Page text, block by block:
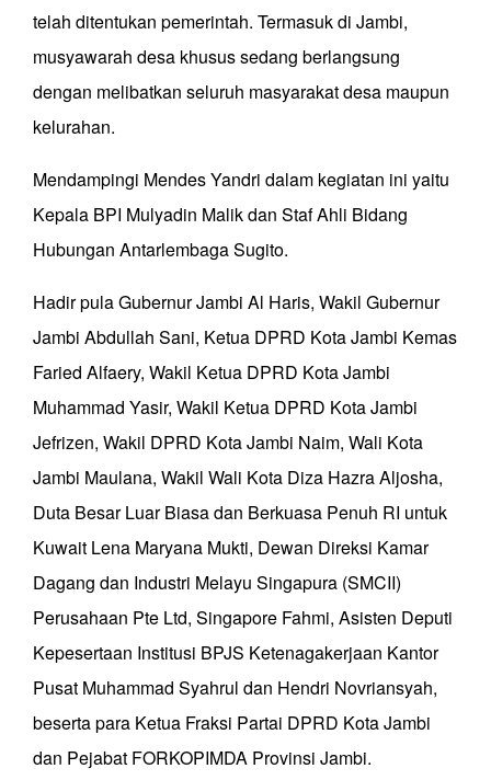
telah ditentukan pemerintah. Termasuk di Jambi,
musyawarah desa khusus sedang berlangsung
dengan melibatkan seluruh masyarakat desa maupun
kelurahan.
Mendampingi Mendes Yandri dalam kegiatan ini yaitu
Kepala BPI Mulyadin Malik dan Staf Ahli Bidang
Hubungan Antarlembaga Sugito.
Hadir pula Gubernur Jambi Al Haris, Wakil Gubernur
Jambi Abdullah Sani, Ketua DPRD Kota Jambi Kemas
Faried Alfaery, Wakil Ketua DPRD Kota Jambi
Muhammad Yasir, Wakil Ketua DPRD Kota Jambi
Jefrizen, Wakil DPRD Kota Jambi Naim, Wali Kota
Jambi Maulana, Wakil Wali Kota Diza Hazra Aljosha,
Duta Besar Luar Biasa dan Berkuasa Penuh RI untuk
Kuwait Lena Maryana Mukti, Dewan Direksi Kamar
Dagang dan Industri Melayu Singapura (SMCII)
Perusahaan Pte Ltd, Singapore Fahmi, Asisten Deputi
Kepesertaan Institusi BPJS Ketenagakerjaan Kantor
Pusat Muhammad Syahrul dan Hendri Novriansyah,
beserta para Ketua Fraksi Partai DPRD Kota Jambi
dan Pejabat FORKOPIMDA Provinsi Jambi.